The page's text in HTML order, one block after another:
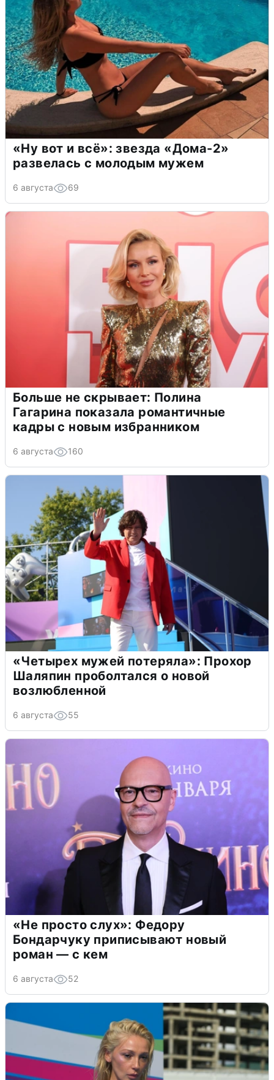
«Ну вот и всё»: звезда «Дома-2»
развелась с молодым мужем
6 августа 69
Больше не скрывает: Полина
Гагарина показала романтичные
кадры с новым избранником
6 августа 160
«Четырех мужей потеряла»: Прохор
Шаляпин проболтался о новой
возлюбленной
6 августа 55
«Не просто слух»: Федору
Бондарчуку приписывают новый
роман — с кем
6 августа 52